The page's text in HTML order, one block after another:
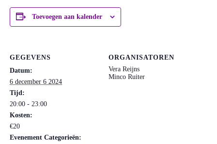
Toevoegen aan kalender
GEGEVENS
Datum:
6 december 6 2024
Tijd:
20:00 - 23:00
Kosten:
€20
Evenement Categorieën:
ORGANISATOREN
Vera Reijns
Minco Ruiter